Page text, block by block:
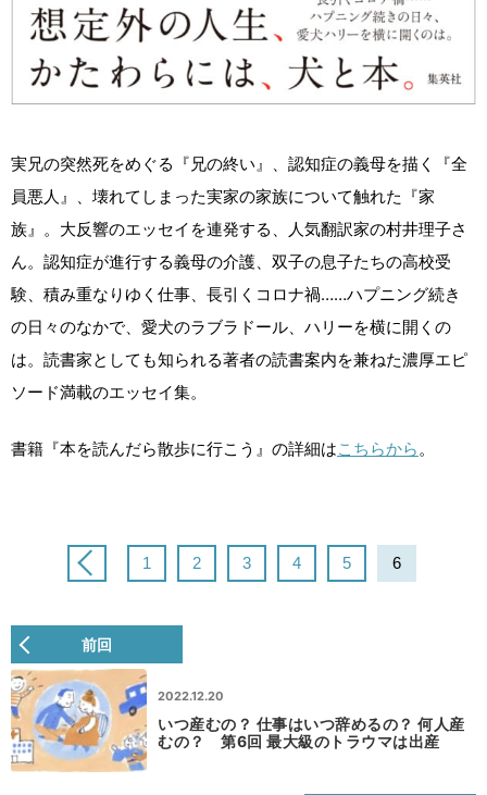
実兄の突然死をめぐる『兄の終い』、認知症の義母を描く『全
員悪人』、壊れてしまった実家の家族について触れた『家
族』。大反響のエッセイを連発する、人気翻訳家の村井理子さ
ん。認知症が進行する義母の介護、双子の息子たちの高校受
験、積み重なりゆく仕事、長引くコロナ禍……ハプニング続き
の日々のなかで、愛犬のラブラドール、ハリーを横に開くの
は。読書家としても知られる著者の読書案内を兼ねた濃厚エピ
ソード満載のエッセイ集。
書籍『本を読んだら散歩に行こう』の詳細はこちらから。
1 2 3 4 5 6
前回
2022.12.20
いつ産むの？ 仕事はいつ辞めるの？ 何人産
むの？ 第6回 最大級のトラウマは出産